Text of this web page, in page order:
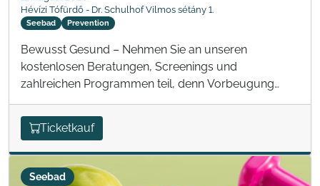
Hévízi Tófürdő - Dr. Schulhof Vilmos sétány 1.
Seebad Prevention
Bewusst Gesund – Nehmen Sie an unseren
kostenlosen Beratungen, Screenings und
zahlreichen Programmen teil, denn Vorbeugung
kann man nie früh genug beginnen!
Ticketkauf
Seebad